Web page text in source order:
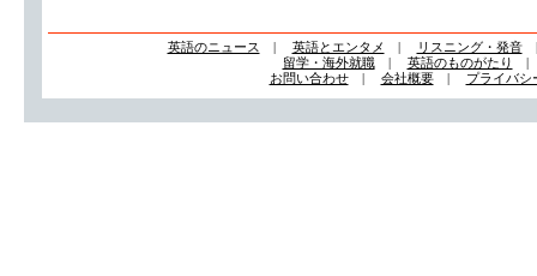
英語のニュース | 英語とエンタメ | リスニング・発音
留学・海外就職| 英語のものがたり
お問い合わせ| 会社概要| プライバシ